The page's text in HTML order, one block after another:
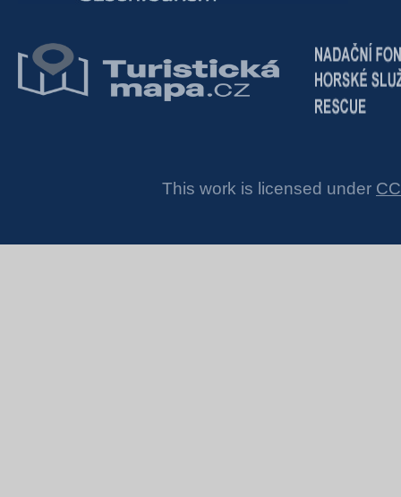
This work is licensed under